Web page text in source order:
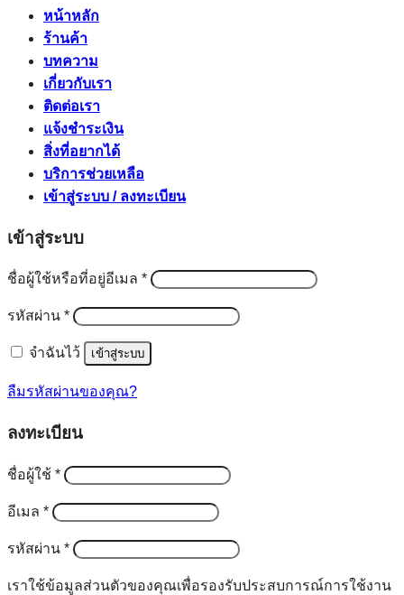
หน้าหลัก
ร้านค้า
บทความ
เกี่ยวกับเรา
ติดต่อเรา
แจ้งชำระเงิน
สิ่งที่อยากได้
บริการช่วยเหลือ
เข้าสู่ระบบ / ลงทะเบียน
เข้าสู่ระบบ
ชื่อผู้ใช้หรือที่อยู่อีเมล *ต้องการ
รหัสผ่าน *ต้องการ
จำฉันไว้ เข้าสู่ระบบ
ลืมรหัสผ่านของคุณ?
ลงทะเบียน
ชื่อผู้ใช้ *ต้องการ
อีเมล *ต้องการ
รหัสผ่าน *ต้องการ
เราใช้ข้อมูลส่วนตัวของคุณเพื่อรองรับประสบการณ์การใช้งาน